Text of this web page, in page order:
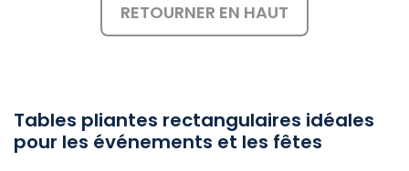
RETOURNER EN HAUT
Tables pliantes rectangulaires idéales
pour les événements et les fêtes